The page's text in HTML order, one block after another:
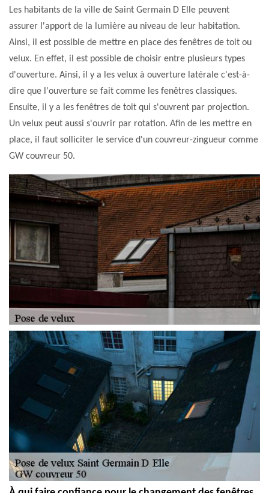
Les habitants de la ville de Saint Germain D Elle peuvent
assurer l'apport de la lumière au niveau de leur habitation.
Ainsi, il est possible de mettre en place des fenêtres de toit ou
velux. En effet, il est possible de choisir entre plusieurs types
d'ouverture. Ainsi, il y a les velux à ouverture latérale c'est-à-
dire que l'ouverture se fait comme les fenêtres classiques.
Ensuite, il y a les fenêtres de toit qui s'ouvrent par projection.
Un velux peut aussi s'ouvrir par rotation. Afin de les mettre en
place, il faut solliciter le service d'un couvreur-zingueur comme
GW couvreur 50.